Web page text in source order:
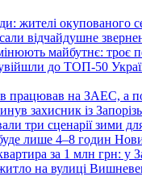
жителі окупованого
відчайдушне
майбутнє: троє
увійшли до ТОП-50
працював на ЗАЕС, а
захисник із
три сценарії зими
лише 4–8 годин
за 1 млн грн: у
на вулиці